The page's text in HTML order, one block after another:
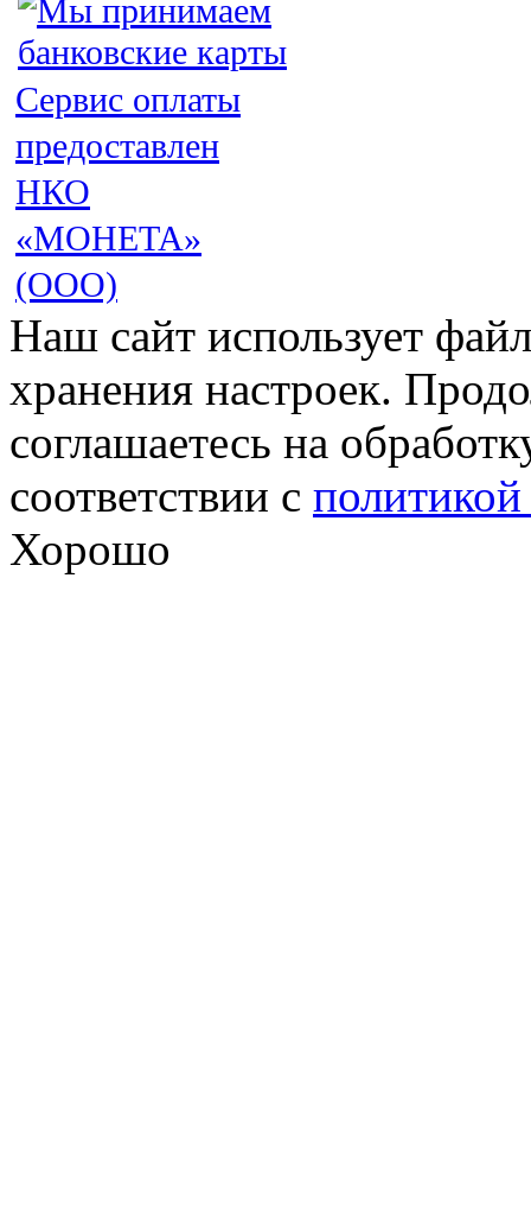
Сервис оплаты
предоставлен
НКО
«МОНЕТА»
(ООО)
Наш сайт использует
хранения настроек.
соглашаетесь на
соответствии с
Хорошо